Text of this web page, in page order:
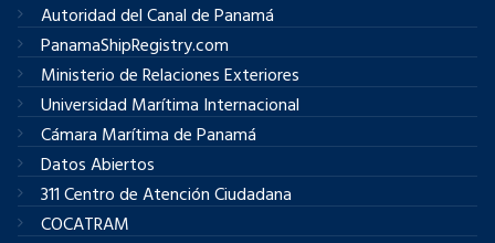
Autoridad del Canal de Panamá
PanamaShipRegistry.com
Ministerio de Relaciones Exteriores
Universidad Marítima Internacional
Cámara Marítima de Panamá
Datos Abiertos
311 Centro de Atención Ciudadana
COCATRAM